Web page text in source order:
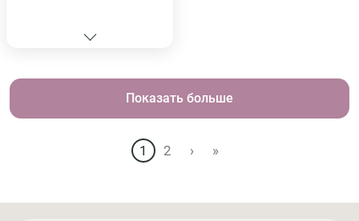
Показать больше
1 2 › »